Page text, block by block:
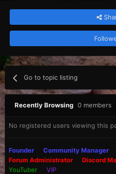
Go to topic listing
Recently Browsing 0 members
No registered users viewing this
Founder Community Manager
Forum Administrator
Discord
YouTuber
VIP